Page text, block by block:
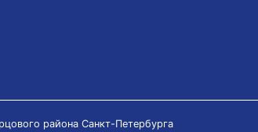
района Санкт-Петербурга